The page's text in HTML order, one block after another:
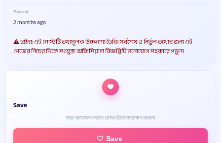
Posted
2 months ago
⚠️ দ্রষ্টব্য: এই পোস্টটি তথ্যমূলক উদ্দেশ্যে তৈরি। সর্বশেষ ও নির্ভুল তথ্যের জন্য এই
পেজের নিচের দিকে সংযুক্ত অফিসিয়াল বিজ্ঞপ্তিটি মনোযোগ সহকারে পড়ুন।
Save
পরে আবেদন করতে প্রোফাইলে সংরক্ষণ করুন।
Save